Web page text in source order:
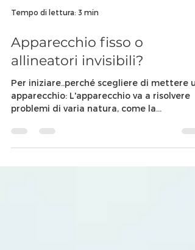
Apparecchio fisso o
allineatori invisibili?
Per iniziare..perché scegliere di mettere
apparecchio: L'apparecchio va a risolvere
malocclusione e...